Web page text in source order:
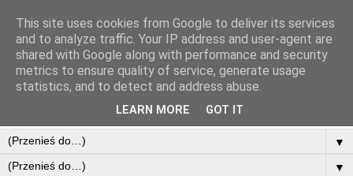
▼
▼
This site uses cookies from Google to deliver its services
and to analyze traffic. Your IP address and user-agent are
shared with Google along with performance and security
metrics to ensure quality of service, generate usage
statistics, and to detect and address abuse.
LEARN MORE GOT IT